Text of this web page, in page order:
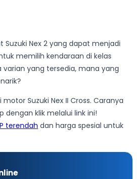
Suzuki Nex 2 yang dapat menjadi
memilih kendaraan di kelas
yang tersedia, mana yang
Suzuki Nex II Cross. Caranya
klik melalui link ini!
terendah dan harga spesial untuk